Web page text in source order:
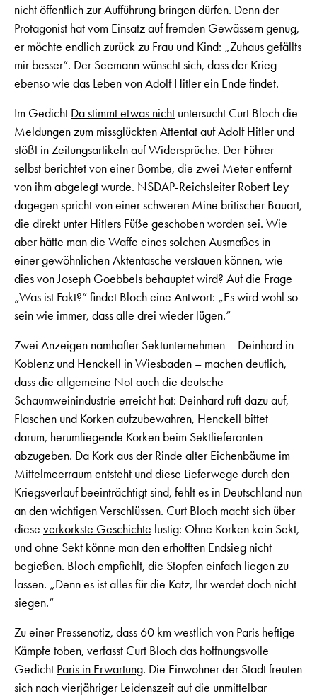
nicht öffentlich zur Aufführung bringen dürfen. Denn der
Protagonist hat vom Einsatz auf fremden Gewässern genug,
er möchte endlich zurück zu Frau und Kind: „Zuhaus gefällts
mir besser“. Der Seemann wünscht sich, dass der Krieg
ebenso wie das Leben von Adolf Hitler ein Ende findet.
Im Gedicht Da stimmt etwas nicht untersucht Curt Bloch die
Meldungen zum missglückten Attentat auf Adolf Hitler und
stößt in Zeitungsartikeln auf Widersprüche. Der Führer
selbst berichtet von einer Bombe, die zwei Meter entfernt
von ihm abgelegt wurde. NSDAP-Reichsleiter Robert Ley
dagegen spricht von einer schweren Mine britischer Bauart,
die direkt unter Hitlers Füße geschoben worden sei. Wie
aber hätte man die Waffe eines solchen Ausmaßes in
einer gewöhnlichen Aktentasche verstauen können, wie
dies von Joseph Goebbels behauptet wird? Auf die Frage
„Was ist Fakt?“ findet Bloch eine Antwort: „Es wird wohl so
sein wie immer, dass alle drei wieder lügen.“
Zwei Anzeigen namhafter Sektunternehmen – Deinhard in
Koblenz und Henckell in Wiesbaden – machen deutlich,
dass die allgemeine Not auch die deutsche
Schaumweinindustrie erreicht hat: Deinhard ruft dazu auf,
Flaschen und Korken aufzubewahren, Henckell bittet
darum, herumliegende Korken beim Sektlieferanten
abzugeben. Da Kork aus der Rinde alter Eichenbäume im
Mittelmeerraum entsteht und diese Lieferwege durch den
Kriegsverlauf beeinträchtigt sind, fehlt es in Deutschland nun
an den wichtigen Verschlüssen. Curt Bloch macht sich über
diese verkorkste Geschichte lustig: Ohne Korken kein Sekt,
und ohne Sekt könne man den erhofften Endsieg nicht
begießen. Bloch empfiehlt, die Stopfen einfach liegen zu
lassen. „Denn es ist alles für die Katz, Ihr werdet doch nicht
siegen.“
Zu einer Pressenotiz, dass 60 km westlich von Paris heftige
Kämpfe toben, verfasst Curt Bloch das hoffnungsvolle
Gedicht Paris in Erwartung. Die Einwohner der Stadt freuten
sich nach vierjähriger Leidenszeit auf die unmittelbar